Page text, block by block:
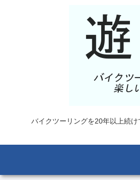
バイクツーリングを20年以上続